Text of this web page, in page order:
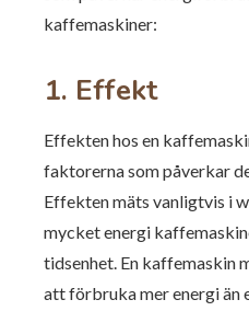
kaffemaskiner:
1. Effekt
Effekten hos en
faktorerna som påverkar
Effekten mäts vanligtvis i
mycket energi
tidsenhet. En kaffemaskin
att förbruka mer energi än